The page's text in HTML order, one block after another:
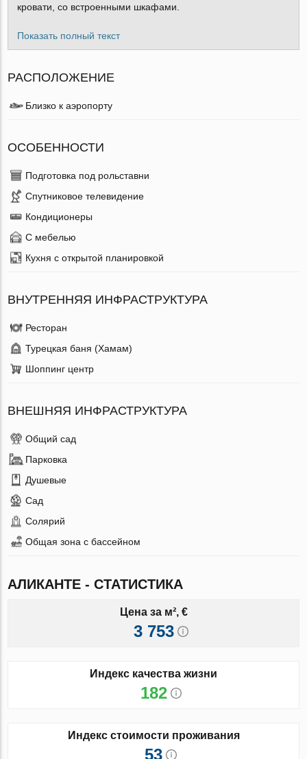
кровати, со встроенными шкафами.
Показать полный текст
РАСПОЛОЖЕНИЕ
Близко к аэропорту
ОСОБЕННОСТИ
Подготовка под рольставни
Спутниковое телевидение
Кондиционеры
С мебелью
Кухня с открытой планировкой
ВНУТРЕННЯЯ ИНФРАСТРУКТУРА
Ресторан
Турецкая баня (Хамам)
Шоппинг центр
ВНЕШНЯЯ ИНФРАСТРУКТУРА
Общий сад
Парковка
Душевые
Сад
Солярий
Общая зона с бассейном
АЛИКАНТЕ - СТАТИСТИКА
Цена за м², €
3 753
Индекс качества жизни
182
Индекс стоимости проживания
53